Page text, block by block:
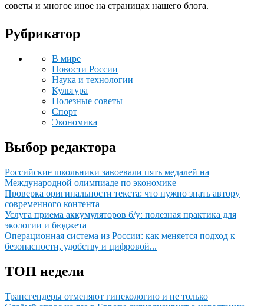
советы и многое иное на страницах нашего блога.
Рубрикатор
В мире
Новости России
Наука и технологии
Культура
Полезные советы
Спорт
Экономика
Выбор редактора
Российские школьники завоевали пять медалей на
Международной олимпиаде по экономике
Проверка оригинальности текста: что нужно знать автору
современного контента
Услуга приема аккумуляторов б/у: полезная практика для
экологии и бюджета
Операционная система из России: как меняется подход к
безопасности, удобству и цифровой...
ТОП недели
Трансгендеры отменяют гинекологию и не только